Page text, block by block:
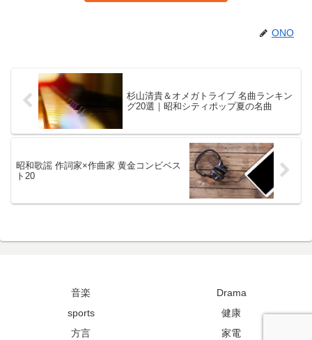
ONO
杉山清貴＆オメガトライブ 名曲ランキン
グ20選｜昭和シティポップ夏の名曲
昭和歌謡 作詞家×作曲家 黄金コンビベス
ト20
音楽
Drama
sports
健康
方言
家電